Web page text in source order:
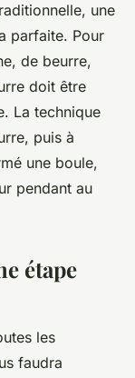
une
parfaite. Pour
de beurre,
doit être
La technique
puis à
une boule,
pendant au
étape
les
faudra